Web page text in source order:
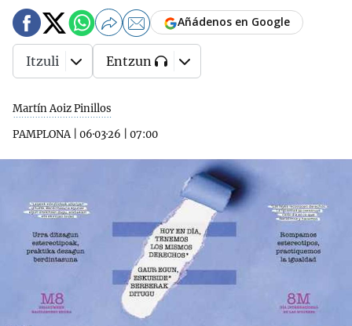
Martín Aoiz Pinillos
PAMPLONA| 06·03·26 07:00
Añádenos en Google
Itzuli Entzun